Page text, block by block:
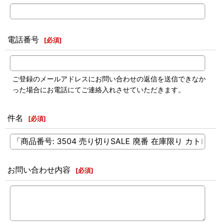
電話番号 [必須]
ご登録のメールアドレスにお問い合わせの返信を送信できなか
った場合にお電話にてご連絡入れさせていただきます。
件名 [必須]
お問い合わせ内容 [必須]